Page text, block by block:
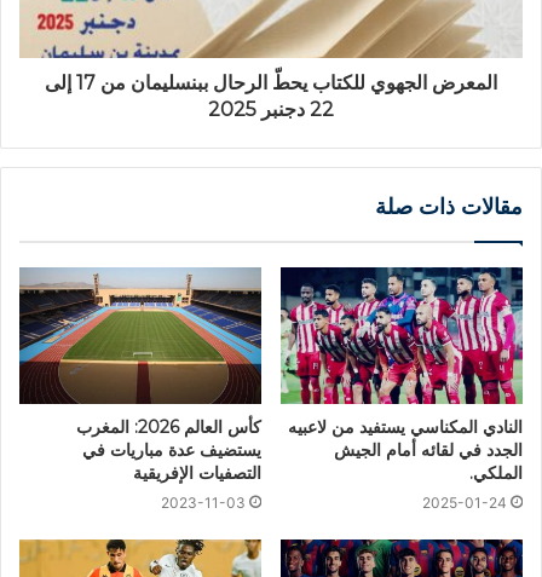
المعرض الجهوي للكتاب يحطّ الرحال ببنسليمان من 17 إلى
22 دجنبر 2025
مقالات ذات صلة
النادي المكناسي يستفيد من لاعبيه
الجدد في لقائه أمام الجيش
الملكي.
2025-01-24
كأس العالم 2026: المغرب
يستضيف عدة مباريات في
التصفيات الإفريقية
2023-11-03